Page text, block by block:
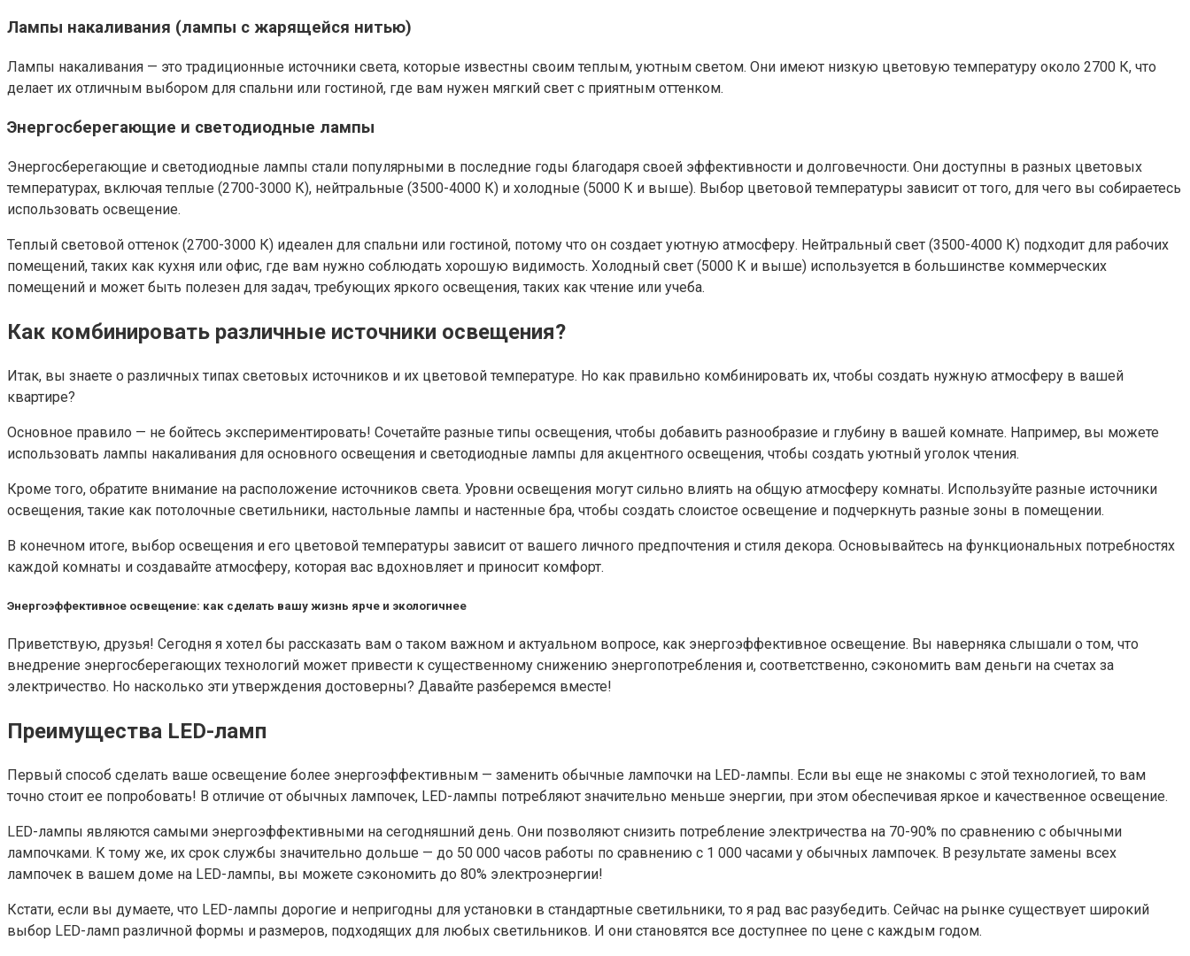
Лампы накаливания (лампы с жарящейся нитью)
Лампы накаливания — это традиционные источники света, которые известны своим теплым, уютным светом. Они имеют низкую цветовую температуру около 2700 К, что
делает их отличным выбором для спальни или гостиной, где вам нужен мягкий свет с приятным оттенком.
Энергосберегающие и светодиодные лампы
Энергосберегающие и светодиодные лампы стали популярными в последние годы благодаря своей эффективности и долговечности. Они доступны в разных цветовых
температурах, включая теплые (2700-3000 К), нейтральные (3500-4000 К) и холодные (5000 К и выше). Выбор цветовой температуры зависит от того, для чего вы собираетесь
использовать освещение.
Теплый световой оттенок (2700-3000 К) идеален для спальни или гостиной, потому что он создает уютную атмосферу. Нейтральный свет (3500-4000 К) подходит для рабочих
помещений, таких как кухня или офис, где вам нужно соблюдать хорошую видимость. Холодный свет (5000 К и выше) используется в большинстве коммерческих
помещений и может быть полезен для задач, требующих яркого освещения, таких как чтение или учеба.
Как комбинировать различные источники освещения?
Итак, вы знаете о различных типах световых источников и их цветовой температуре. Но как правильно комбинировать их, чтобы создать нужную атмосферу в вашей
квартире?
Основное правило — не бойтесь экспериментировать! Сочетайте разные типы освещения, чтобы добавить разнообразие и глубину в вашей комнате. Например, вы можете
использовать лампы накаливания для основного освещения и светодиодные лампы для акцентного освещения, чтобы создать уютный уголок чтения.
Кроме того, обратите внимание на расположение источников света. Уровни освещения могут сильно влиять на общую атмосферу комнаты. Используйте разные источники
освещения, такие как потолочные светильники, настольные лампы и настенные бра, чтобы создать слоистое освещение и подчеркнуть разные зоны в помещении.
В конечном итоге, выбор освещения и его цветовой температуры зависит от вашего личного предпочтения и стиля декора. Основывайтесь на функциональных потребностях
каждой комнаты и создавайте атмосферу, которая вас вдохновляет и приносит комфорт.
Энергоэффективное освещение: как сделать вашу жизнь ярче и экологичнее
Приветствую, друзья! Сегодня я хотел бы рассказать вам о таком важном и актуальном вопросе, как энергоэффективное освещение. Вы наверняка слышали о том, что
внедрение энергосберегающих технологий может привести к существенному снижению энергопотребления и, соответственно, сэкономить вам деньги на счетах за
электричество. Но насколько эти утверждения достоверны? Давайте разберемся вместе!
Преимущества LED-ламп
Первый способ сделать ваше освещение более энергоэффективным — заменить обычные лампочки на LED-лампы. Если вы еще не знакомы с этой технологией, то вам
точно стоит ее попробовать! В отличие от обычных лампочек, LED-лампы потребляют значительно меньше энергии, при этом обеспечивая яркое и качественное освещение.
LED-лампы являются самыми энергоэффективными на сегодняшний день. Они позволяют снизить потребление электричества на 70-90% по сравнению с обычными
лампочками. К тому же, их срок службы значительно дольше — до 50 000 часов работы по сравнению с 1 000 часами у обычных лампочек. В результате замены всех
лампочек в вашем доме на LED-лампы, вы можете сэкономить до 80% электроэнергии!
Кстати, если вы думаете, что LED-лампы дорогие и непригодны для установки в стандартные светильники, то я рад вас разубедить. Сейчас на рынке существует широкий
выбор LED-ламп различной формы и размеров, подходящих для любых светильников. И они становятся все доступнее по цене с каждым годом.